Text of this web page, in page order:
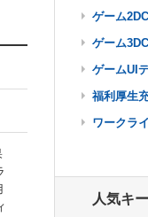
ゲーム
ゲーム
ゲームUI
福利厚生
ワークラ
人気キ